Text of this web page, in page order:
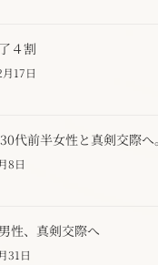
４割
17日
代前半女性と真剣交際へ。
8日
性、真剣交際へ
31日